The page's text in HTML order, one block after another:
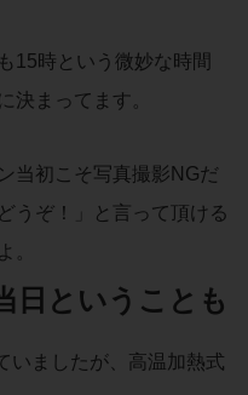
15時という微妙な時間
決まってます。
当初こそ写真撮影NGだ
うぞ！」と言って頂ける
。
日ということも
いましたが、高温加熱式